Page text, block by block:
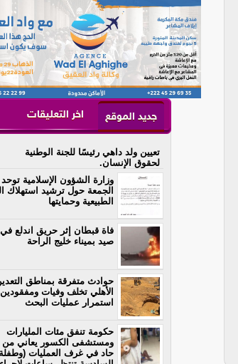
جديد الموقع اخر التعليقات
تعيين ولد داهي رئيسًا للجنة الوطنية
لحقوق الإنسان.
وزارة الشؤون الإسلامية
الجمعة حول ترشيد استهلاك
الطبيعية وحمايتها
فاة قبطان إثر حريق اندلع
صيد بميناء خليج الراحة
حوادث متفرقة بمناطق
الأهلي تخلف وفيات
استمرار عمليات البحث
حكومة تنفق مئات المليارات
ومستشفى الكسور يعاني
حاد في غرف العمليات